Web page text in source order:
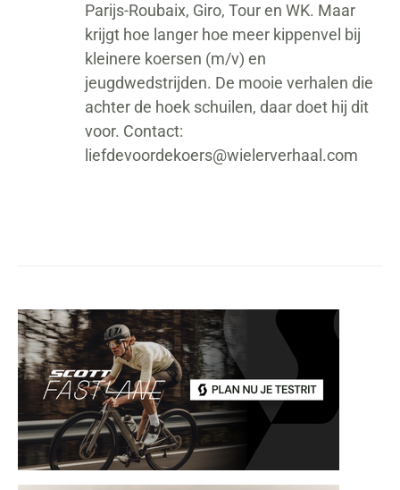
Parijs-Roubaix, Giro, Tour en WK. Maar
krijgt hoe langer hoe meer kippenvel bij
kleinere koersen (m/v) en
jeugdwedstrijden. De mooie verhalen die
achter de hoek schuilen, daar doet hij dit
voor. Contact:
liefdevoordekoers@wielerverhaal.com